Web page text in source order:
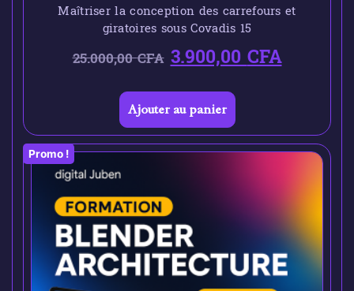
Maîtriser la conception des carrefours et
giratoires sous Covadis 15
25.000,00CFA 3.900,00CFA
Ajouter au panier
Promo !